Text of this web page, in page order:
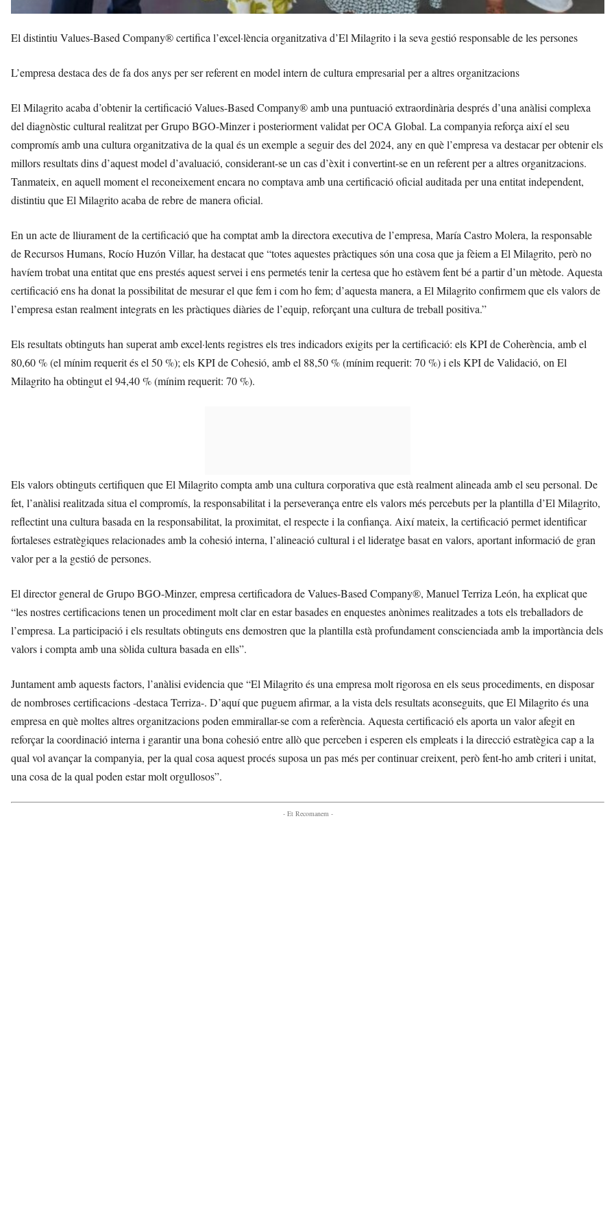
El distintiu Values-Based Company® certifica l’excel·lència organitzativa d’El Milagrito i la seva gestió responsable de les persones
L’empresa destaca des de fa dos anys per ser referent en model intern de cultura empresarial per a altres organitzacions
El Milagrito acaba d’obtenir la certificació Values-Based Company® amb una puntuació extraordinària després d’una anàlisi complexa
del diagnòstic cultural realitzat per Grupo BGO-Minzer i posteriorment validat per OCA Global. La companyia reforça així el seu
compromís amb una cultura organitzativa de la qual és un exemple a seguir des del 2024, any en què l’empresa va destacar per obtenir els
millors resultats dins d’aquest model d’avaluació, considerant-se un cas d’èxit i convertint-se en un referent per a altres organitzacions.
Tanmateix, en aquell moment el reconeixement encara no comptava amb una certificació oficial auditada per una entitat independent,
distintiu que El Milagrito acaba de rebre de manera oficial.
En un acte de lliurament de la certificació que ha comptat amb la directora executiva de l’empresa, María Castro Molera, la responsable
de Recursos Humans, Rocío Huzón Villar, ha destacat que “totes aquestes pràctiques són una cosa que ja fèiem a El Milagrito, però no
havíem trobat una entitat que ens prestés aquest servei i ens permetés tenir la certesa que ho estàvem fent bé a partir d’un mètode. Aquesta
certificació ens ha donat la possibilitat de mesurar el que fem i com ho fem; d’aquesta manera, a El Milagrito confirmem que els valors de
l’empresa estan realment integrats en les pràctiques diàries de l’equip, reforçant una cultura de treball positiva.”
Els resultats obtinguts han superat amb excel·lents registres els tres indicadors exigits per la certificació: els KPI de Coherència, amb el
80,60 % (el mínim requerit és el 50 %); els KPI de Cohesió, amb el 88,50 % (mínim requerit: 70 %) i els KPI de Validació, on El
Milagrito ha obtingut el 94,40 % (mínim requerit: 70 %).
Els valors obtinguts certifiquen que El Milagrito compta amb una cultura corporativa que està realment alineada amb el seu personal. De
fet, l’anàlisi realitzada situa el compromís, la responsabilitat i la perseverança entre els valors més percebuts per la plantilla d’El Milagrito,
reflectint una cultura basada en la responsabilitat, la proximitat, el respecte i la confiança. Així mateix, la certificació permet identificar
fortaleses estratègiques relacionades amb la cohesió interna, l’alineació cultural i el lideratge basat en valors, aportant informació de gran
valor per a la gestió de persones.
El director general de Grupo BGO-Minzer, empresa certificadora de Values-Based Company®, Manuel Terriza León, ha explicat que
“les nostres certificacions tenen un procediment molt clar en estar basades en enquestes anònimes realitzades a tots els treballadors de
l’empresa. La participació i els resultats obtinguts ens demostren que la plantilla està profundament conscienciada amb la importància dels
valors i compta amb una sòlida cultura basada en ells”.
Juntament amb aquests factors, l’anàlisi evidencia que “El Milagrito és una empresa molt rigorosa en els seus procediments, en disposar
de nombroses certificacions -destaca Terriza-. D’aquí que puguem afirmar, a la vista dels resultats aconseguits, que El Milagrito és una
empresa en què moltes altres organitzacions poden emmirallar-se com a referència. Aquesta certificació els aporta un valor afegit en
reforçar la coordinació interna i garantir una bona cohesió entre allò que perceben i esperen els empleats i la direcció estratègica cap a la
qual vol avançar la companyia, per la qual cosa aquest procés suposa un pas més per continuar creixent, però fent-ho amb criteri i unitat,
una cosa de la qual poden estar molt orgullosos”.
- Et Recomanem -